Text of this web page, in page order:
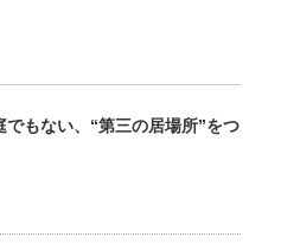
でもない、“第三の居場所”をつ